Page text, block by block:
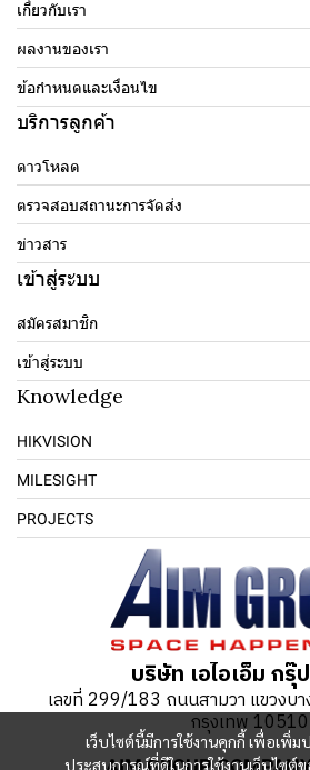
เว็บไซต์นี้มีการใช้งานคุกกี้ เพื่อเพิ่
ประสบการณ์ที่ดีในการใช้งานเว็บไซต์
เกี่ยวกับเรา
ผลงานของเรา
ข้อกำหนดและเงื่อนไข
บริการลูกค้า
ดาวโหลด
ตรวจสอบสถานะการจัดส่ง
ข่าวสาร
เข้าสู่ระบบ
สมัครสมาชิก
เข้าสู่ระบบ
Knowledge
HIKVISION
MILESIGHT
PROJECTS
บริษัท เอไอเอ็ม กรุ๊
เลขที่ 299/183 ถนนสามวา แขวงบา
กรุงเทพ 10510